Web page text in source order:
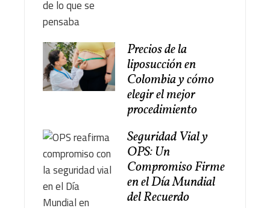
Precios de la
liposucción en
Colombia y cómo
elegir el mejor
procedimiento
Seguridad Vial y
OPS: Un
Compromiso Firme
en el Día Mundial
del Recuerdo